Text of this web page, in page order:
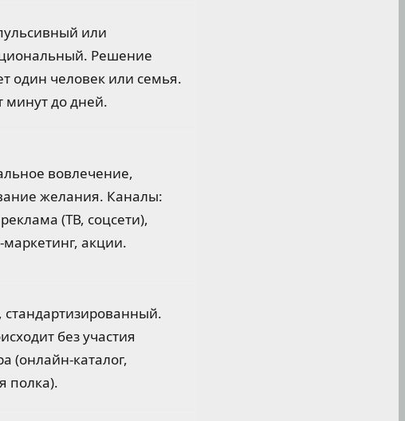
или
Решение
один человек или семья.
минут до дней.
вовлечение,
желания. Каналы:
(ТВ, соцсети),
акции.
стандартизированный.
без участия
(онлайн-каталог,
полка).